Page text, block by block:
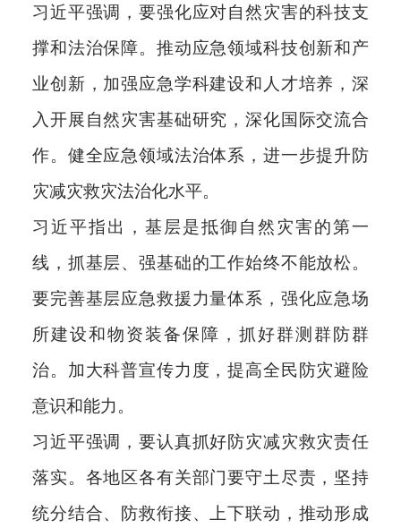
习近平强调，要强化应对自然灾害的科技支
撑和法治保障。推动应急领域科技创新和产
业创新，加强应急学科建设和人才培养，深
入开展自然灾害基础研究，深化国际交流合
作。健全应急领域法治体系，进一步提升防
灾减灾救灾法治化水平。
习近平指出，基层是抵御自然灾害的第一
线，抓基层、强基础的工作始终不能放松。
要完善基层应急救援力量体系，强化应急场
所建设和物资装备保障，抓好群测群防群
治。加大科普宣传力度，提高全民防灾避险
意识和能力。
习近平强调，要认真抓好防灾减灾救灾责任
落实。各地区各有关部门要守土尽责，坚持
统分结合、防救衔接、上下联动，推动形成